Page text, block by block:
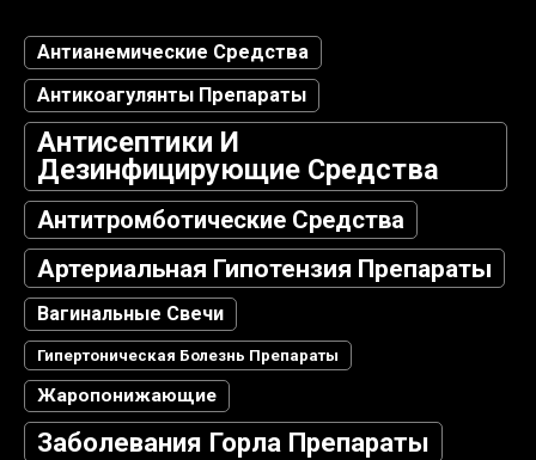
Антианемические Средства
Антикоагулянты Препараты
Антисептики И
Дезинфицирующие Средства
Антитромботические Средства
Артериальная Гипотензия Препараты
Вагинальные Свечи
Гипертоническая Болезнь Препараты
Жаропонижающие
Заболевания Горла Препараты